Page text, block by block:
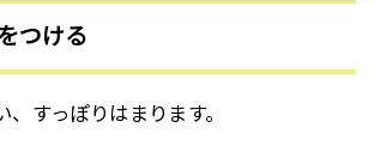
つける
すっぽりはまります。